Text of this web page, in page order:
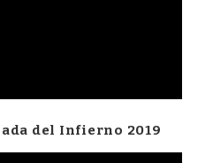
del Infierno 2019